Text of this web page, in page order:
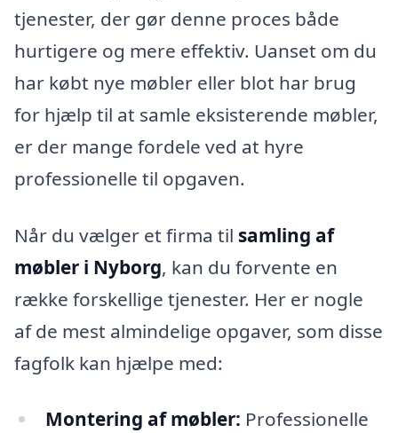
tjenester, der gør denne proces både
hurtigere og mere effektiv. Uanset om du
har købt nye møbler eller blot har brug
for hjælp til at samle eksisterende møbler,
er der mange fordele ved at hyre
professionelle til opgaven.
Når du vælger et firma til samling af
møbler i Nyborg, kan du forvente en
række forskellige tjenester. Her er nogle
af de mest almindelige opgaver, som disse
fagfolk kan hjælpe med:
Montering af møbler: Professionelle